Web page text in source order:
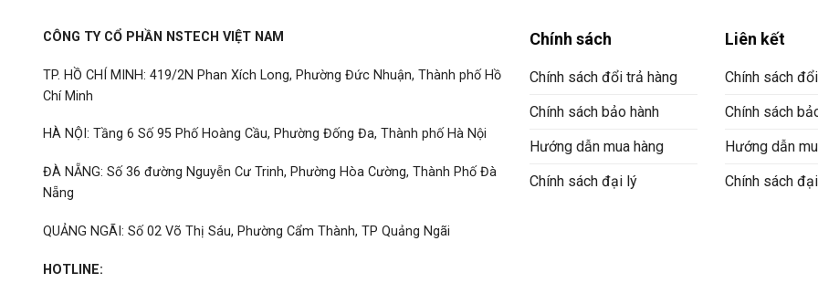
CÔNG TY CỔ PHẦN NSTECH VIỆT NAM
TP. HỒ CHÍ MINH: 419/2N Phan Xích Long, Phường Đức Nhuận, Thành phố Hồ
Chí Minh
HÀ NỘI: Tầng 6 Số 95 Phố Hoàng Cầu, Phường Đống Đa, Thành phố Hà Nội
ĐÀ NẴNG: Số 36 đường Nguyễn Cư Trinh, Phường Hòa Cường, Thành Phố Đà
Nẵng
QUẢNG NGÃI: Số 02 Võ Thị Sáu, Phường Cẩm Thành, TP Quảng Ngãi
HOTLINE:
Chính sách
Chính sách đổi trả hàng
Chính sách bảo hành
Hướng dẫn mua hàng
Chính sách đại lý
Liên kết
Chính sách
Chính sách
Hướng dẫn
Chính sách